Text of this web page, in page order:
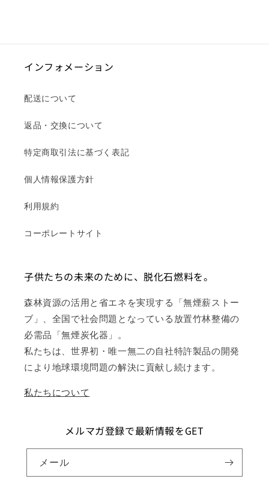
インフォメーション
配送について
返品・交換について
特定商取引法に基づく表記
個人情報保護方針
利用規約
コーポレートサイト
子供たちの未来のために、脱化石燃料を。
森林資源の活用と省エネを実現する「無煙薪ストー
ブ」、全国で社会問題となっている放置竹林整備の
必需品「無煙炭化器」。
私たちは、世界初・唯一無二の自社特許製品の開発
により地球環境問題の解決に貢献し続けます。
私たちについて
メルマガ登録で最新情報をGET
メール